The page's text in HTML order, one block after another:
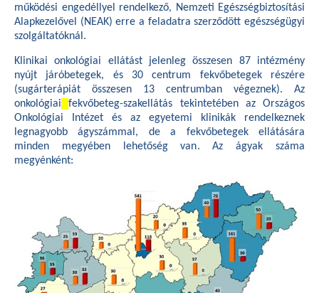
működési engedéllyel rendelkező, Nemzeti Egészségbiztosítási
Alapkezelővel (NEAK) erre a feladatra szerződött egészségügyi
szolgáltatóknál.
Klinikai onkológiai ellátást jelenleg összesen 87 intézmény
nyújt járóbetegek, és 30 centrum fekvőbetegek részére
(sugárterápiát összesen 13 centrumban végeznek). Az
onkológiai
fekvőbeteg-szakellátás tekintetében az Országos
Onkológiai Intézet és az egyetemi klinikák rendelkeznek
legnagyobb ágyszámmal, de a fekvőbetegek ellátására
minden megyében lehetőség van. Az ágyak száma
megyénként: